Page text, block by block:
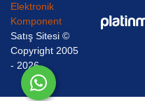
Elektronik
Komponent
Satış Sitesi ©
Copyright 2005
- 2026